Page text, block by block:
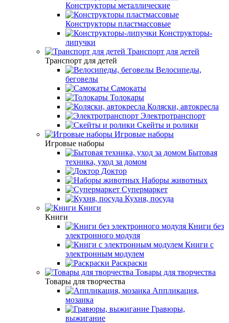
Конструкторы металлические
Конструкторы пластмассовые
Конструкторы-
липучки
Транспорт для детей
Транспорт для детей
Велосипеды,
беговелы
Самокаты
Толокары
Коляски, автокресла
Электротранспорт
Скейты и ролики
Игровые наборы
Игровые наборы
Бытовая
техника, уход за домом
Доктор
Наборы животных
Супермаркет
Кухня, посуда
Книги
Книги
Книги без
электронного модуля
Книги с
электронным модулем
Раскраски
Товары для творчества
Товары для творчества
Аппликация,
мозаика
Гравюры,
выжигание